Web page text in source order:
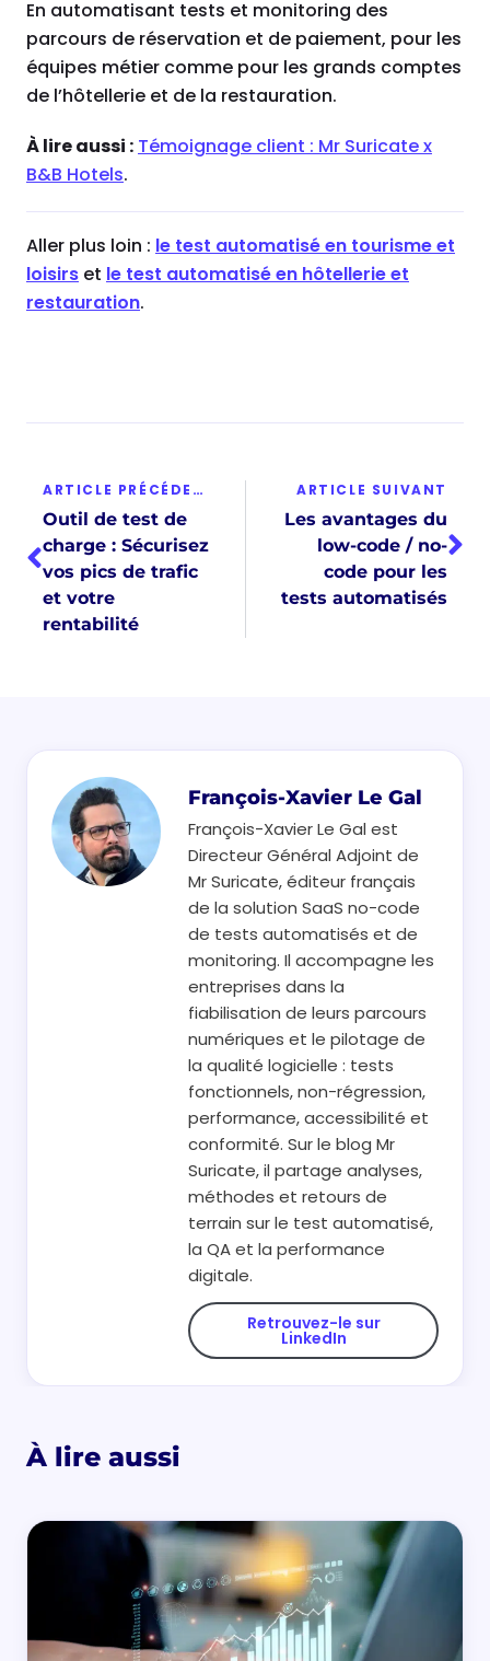
En automatisant tests et monitoring des
parcours de réservation et de paiement, pour les
équipes métier comme pour les grands comptes
de l’hôtellerie et de la restauration.
À lire aussi : Témoignage client : Mr Suricate x
B&B Hotels.
Aller plus loin : le test automatisé en tourisme et
loisirs et le test automatisé en hôtellerie et
restauration.
ARTICLE PRÉCÉDENT
Outil de test de
charge : Sécurisez
vos pics de trafic
et votre
rentabilité
ARTICLE SUIVANT
Les avantages du
low-code / no-
code pour les
tests automatisés
François-Xavier Le Gal
François-Xavier Le Gal est
Directeur Général Adjoint de
Mr Suricate, éditeur français
de la solution SaaS no-code
de tests automatisés et de
monitoring. Il accompagne les
entreprises dans la
fiabilisation de leurs parcours
numériques et le pilotage de
la qualité logicielle : tests
fonctionnels, non-régression,
performance, accessibilité et
conformité. Sur le blog Mr
Suricate, il partage analyses,
méthodes et retours de
terrain sur le test automatisé,
la QA et la performance
digitale.
Retrouvez-le sur
LinkedIn
À lire aussi